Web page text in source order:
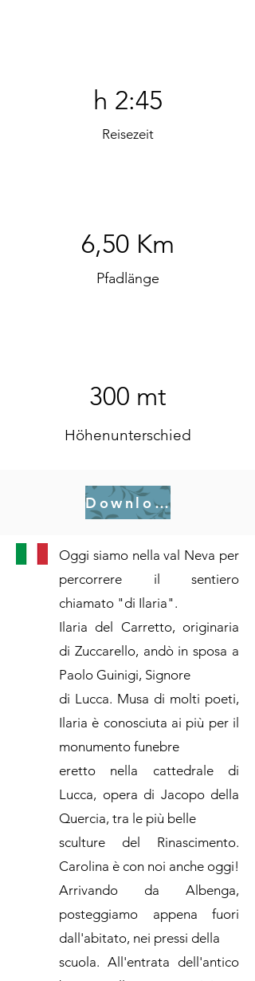
h 2:45
Reisezeit
6,50 Km
Pfadlänge
Höhenunterschied
300 mt
Download .gpx
Oggi siamo nella val Neva per
percorrere il sentiero
chiamato "di Ilaria".
Ilaria del Carretto, originaria
di Zuccarello, andò in sposa a
Paolo Guinigi, Signore
di Lucca. Musa di molti poeti,
Ilaria è conosciuta ai più per il
monumento funebre
eretto nella cattedrale di
Lucca, opera di Jacopo della
Quercia, tra le più belle
sculture del Rinascimento.
Carolina è con noi anche oggi!
Arrivando da Albenga,
posteggiamo appena fuori
dall'abitato, nei pressi della
scuola. All'entrata dell'antico